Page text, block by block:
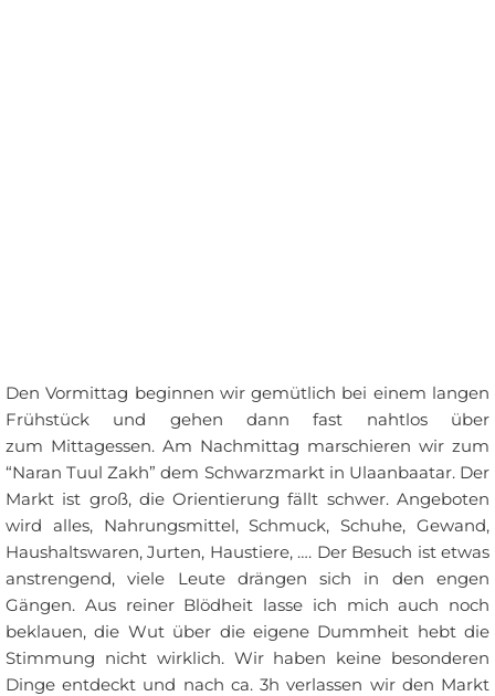
Den Vormittag beginnen wir gemütlich bei einem langen
Frühstück und gehen dann fast nahtlos über
zum Mittagessen. Am Nachmittag marschieren wir zum
“Naran Tuul Zakh” dem Schwarzmarkt in Ulaanbaatar. Der
Markt ist groß, die Orientierung fällt schwer. Angeboten
wird alles, Nahrungsmittel, Schmuck, Schuhe, Gewand,
Haushaltswaren, Jurten, Haustiere, …. Der Besuch ist etwas
anstrengend, viele Leute drängen sich in den engen
Gängen. Aus reiner Blödheit lasse ich mich auch noch
beklauen, die Wut über die eigene Dummheit hebt die
Stimmung nicht wirklich. Wir haben keine besonderen
Dinge entdeckt und nach ca. 3h verlassen wir den Markt